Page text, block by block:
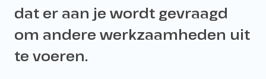
dat er aan je wordt gevraagd
om andere werkzaamheden uit
te voeren.